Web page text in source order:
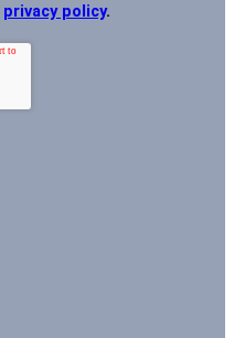
privacy policy.